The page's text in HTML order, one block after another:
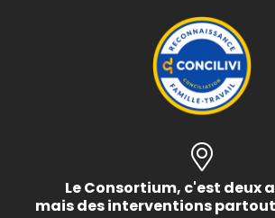
Le Consortium, c'est deux
mais des interventions partout